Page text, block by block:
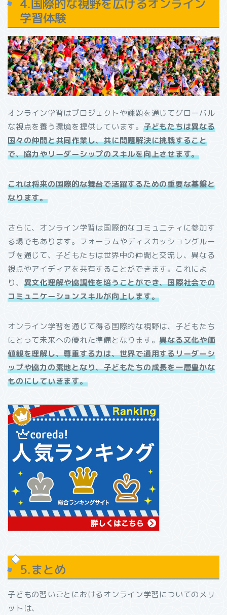
4.国際的な視野を広げるオンライン
学習体験
オンライン学習はプロジェクトや課題を通じてグローバル
な視点を養う環境を提供しています。 子どもたちは異なる
国々の仲間と共同作業し、共に問題解決に挑戦すること
で、協力やリーダーシップのスキルを向上させます。
これは将来の国際的な舞台で活躍するための重要な基盤と
なります。
さらに、オンライン学習は国際的なコミュニティに参加す
る場でもあります。フォーラムやディスカッショングルー
プを通じて、子どもたちは世界中の仲間と交流し、異なる
視点やアイディアを共有することができます。これによ
り、 異文化理解や協調性を培うことができ、国際社会での
コミュニケーションスキルが向上します。
オンライン学習を通じて得る国際的な視野は、子どもたち
にとって未来への優れた準備となります。異なる文化や価
値観を理解し、尊重する力は、世界で通用するリーダーシ
ップや協力の素地となり、子どもたちの成長を一層豊かな
ものにしていきます。
5.まとめ
子どもの習いごとにおけるオンライン学習についてのメリ
ットは、